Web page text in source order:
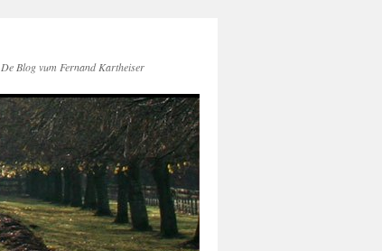
De Blog vum Fernand Kartheiser